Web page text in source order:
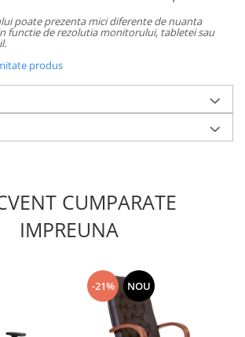
poate prezenta mici diferente de nuanta
functie de rezolutia monitorului, tabletei sau
produs
CUMPARATE
IMPREUNA
-21% NOU